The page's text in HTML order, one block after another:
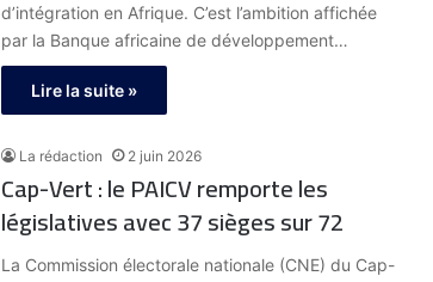
d’intégration en Afrique. C’est l’ambition affichée
par la Banque africaine de développement…
Lire la suite »
La rédaction 2 juin 2026
Cap-Vert : le PAICV remporte les
législatives avec 37 sièges sur 72
La Commission électorale nationale (CNE) du Cap-